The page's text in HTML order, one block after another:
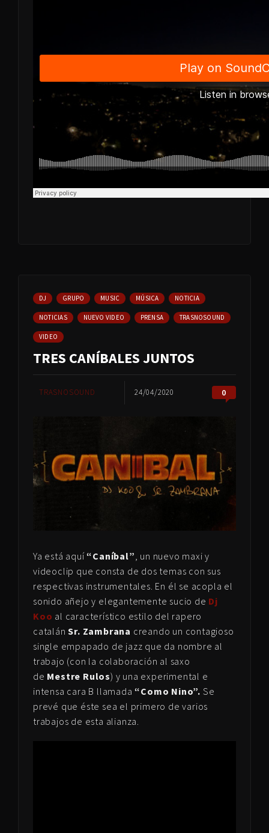
DJ GRUPO MUSIC MÚSICA NOTICIA
NOTICIAS NUEVO VIDEO PRENSA TRASNOSOUND
VIDEO
TRES CANÍBALES JUNTOS
TRASNOSOUND 24/04/2020 0
Ya está aquí“Caníbal”, un nuevo maxi y
videoclip que consta de dos temas con sus
respectivas instrumentales. En él se acopla el
sonido añejo y elegantemente sucio de Dj
Koo al característico estilo del rapero
catalánSr. Zambrana creando un contagioso
single empapado de jazz que da nombre al
trabajo (con la colaboración al saxo
de Mestre Rulos) y una experimental e
intensa cara B llamada“Como Nino”. Se
prevé que éste sea el primero de varios
trabajos de esta alianza.